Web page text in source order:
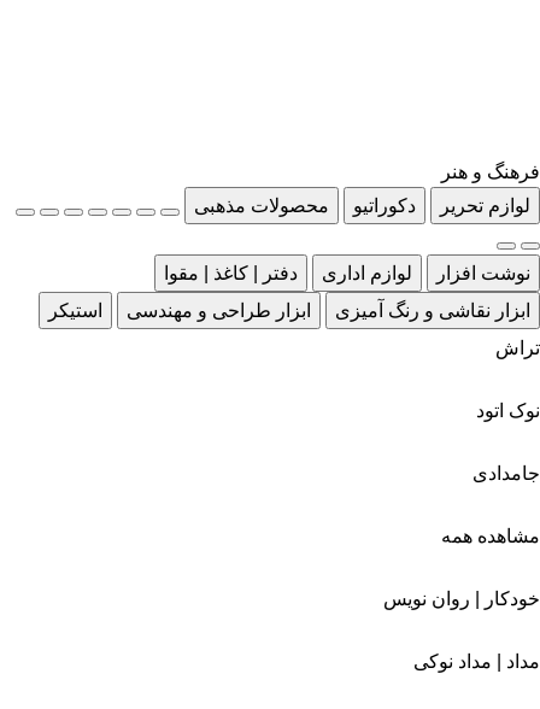
فرهنگ و هنر
لوازم تحریر
دکوراتیو محصولات مذهبی
نوشت افزار لوازم اداری
دفتر | کاغذ | مقوا
ابزار نقاشی و رنگ آمیزی
ابزار طراحی و مهندسی
استیکر
تراش
نوک اتود
جامدادی
مشاهده همه
خودکار | روان نویس
مداد | مداد نوکی